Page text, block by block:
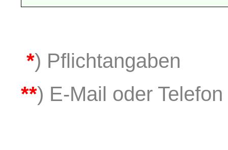
*) Pflichtangaben
**) E-Mail oder